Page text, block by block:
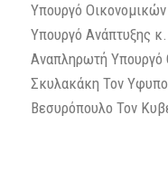
Υπουργό
Υπουργό Ανάπτυξης
Αναπληρωτή
Σκυλακάκη Τον
Βεσυρόπουλο Τον